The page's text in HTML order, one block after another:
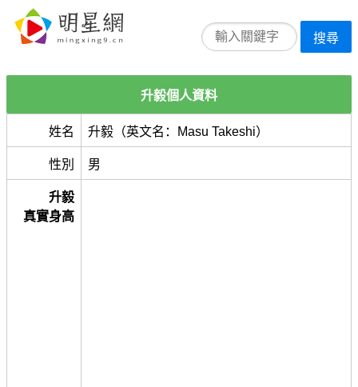
搜尋
升毅個人資料
姓名 升毅（英文名：Masu Takeshi）
性別 男
升毅
真實身高